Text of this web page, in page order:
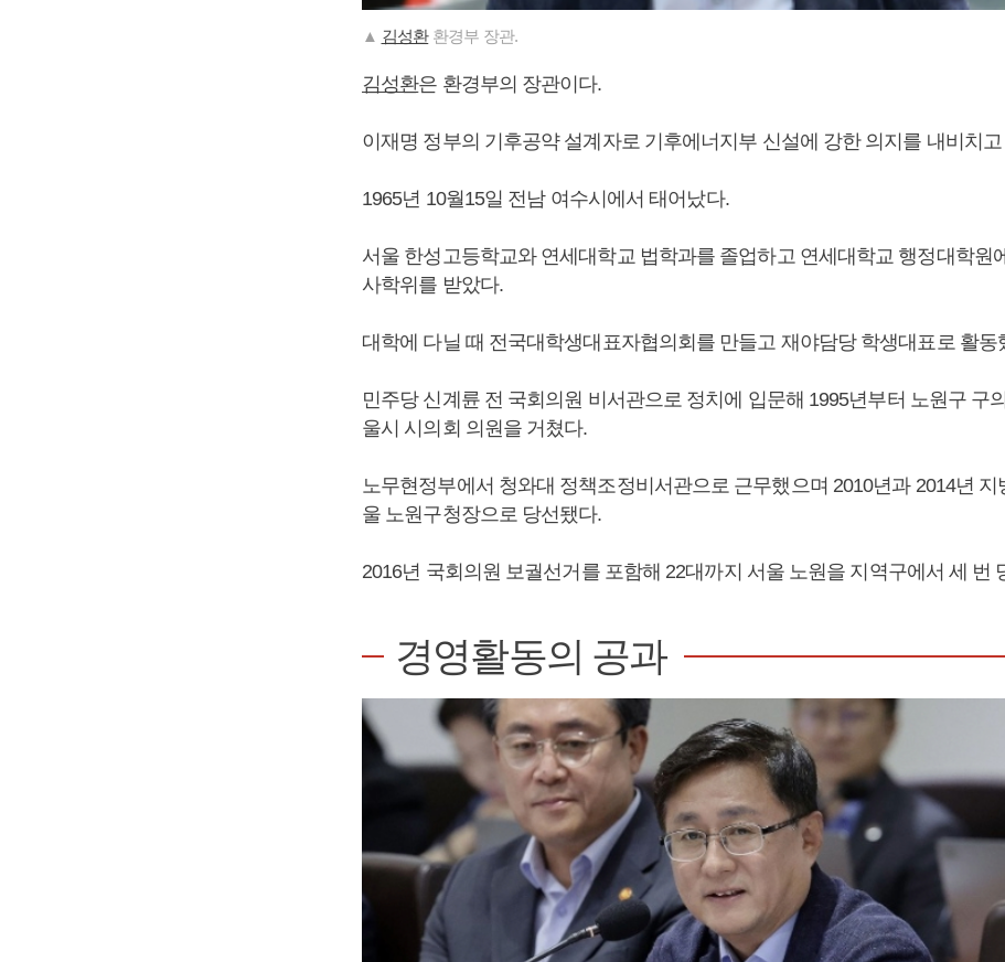
▲ 김성환환경부 장관.
김성환은 환경부의 장관이다.
이재명 정부의 기후공약 설계자로 기후에너지부 신설에 강한 의지를 내비치고
1965년 10월15일 전남 여수시에서 태어났다.
서울 한성고등학교와 연세대학교 법학과를 졸업하고 연세대학교 행정대학원
사학위를 받았다.
대학에 다닐 때 전국대학생대표자협의회를 만들고 재야담당 학생대표로 활동
민주당 신계륜 전 국회의원 비서관으로 정치에 입문해 1995년부터 노원구 구
울시 시의회 의원을 거쳤다.
노무현정부에서 청와대 정책조정비서관으로 근무했으며 2010년과 2014년 지
울 노원구청장으로 당선됐다.
2016년 국회의원 보궐선거를 포함해 22대까지 서울 노원을 지역구에서 세 번
경영활동의 공과